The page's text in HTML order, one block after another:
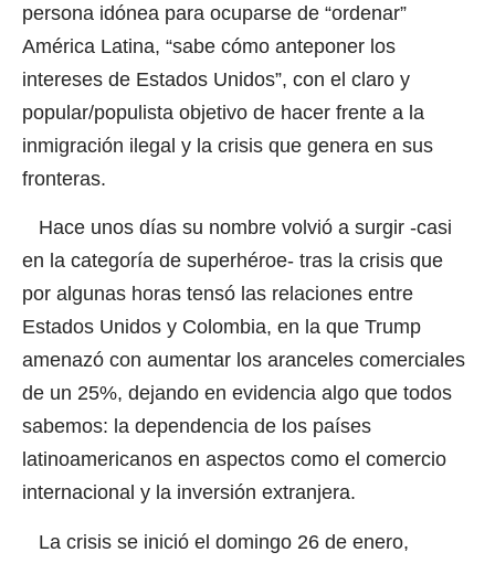
persona idónea para ocuparse de “ordenar”
América Latina, “sabe cómo anteponer los
intereses de Estados Unidos”, con el claro y
popular/populista objetivo de hacer frente a la
inmigración ilegal y la crisis que genera en sus
fronteras.
Hace unos días su nombre volvió a surgir -casi
en la categoría de superhéroe- tras la crisis que
por algunas horas tensó las relaciones entre
Estados Unidos y Colombia, en la que Trump
amenazó con aumentar los aranceles comerciales
de un 25%, dejando en evidencia algo que todos
sabemos: la dependencia de los países
latinoamericanos en aspectos como el comercio
internacional y la inversión extranjera.
La crisis se inició el domingo 26 de enero,